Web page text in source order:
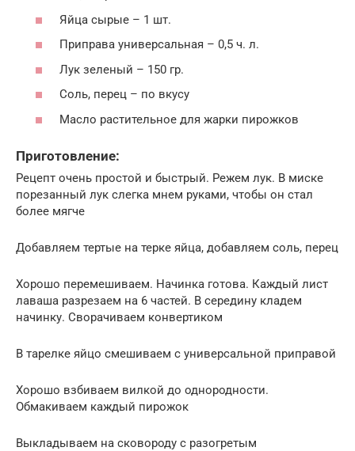
Яйца сырые – 1 шт.
Приправа универсальная – 0,5 ч. л.
Лук зеленый – 150 гр.
Соль, перец – по вкусу
Масло растительное для жарки пирожков
Приготовление:
Рецепт очень простой и быстрый. Режем лук. В миске
порезанный лук слегка мнем руками, чтобы он стал
более мягче
Добавляем тертые на терке яйца, добавляем соль, перец
Хорошо перемешиваем. Начинка готова. Каждый лист
лаваша разрезаем на 6 частей. В середину кладем
начинку. Сворачиваем конвертиком
В тарелке яйцо смешиваем с универсальной приправой
Хорошо взбиваем вилкой до однородности.
Обмакиваем каждый пирожок
Выкладываем на сковороду с разогретым